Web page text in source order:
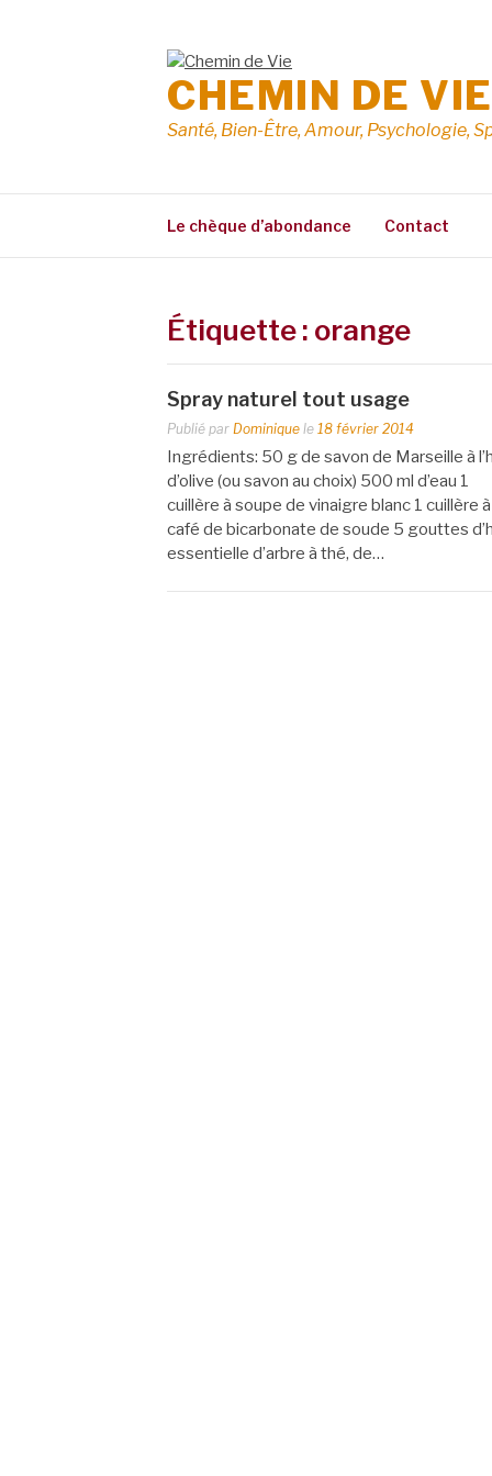
CHEMIN DE VIE
Santé, Bien-Être, Amour, Psychologie,
Le chèque d’abondance Contact
Étiquette : orange
Spray naturel tout usage
Publié par Dominique le 18 février 2014
Ingrédients: 50 g de savon de Marseille à
d’olive (ou savon au choix) 500 ml d’eau 1
cuillère à soupe de vinaigre blanc 1 cuillère à
café de bicarbonate de soude 5 gouttes
essentielle d’arbre à thé, de…